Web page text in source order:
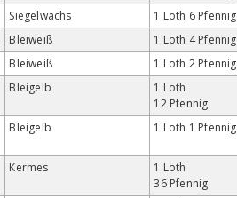
Siegelwachs 1 Loth 6 Pfennig
Bleiweiß 1 Loth 4 Pfennig
Bleiweiß 1 Loth 2 Pfennig
Bleigelb
1 Loth
12 Pfennig
Bleigelb 1 Loth 1 Pfennig
Kermes
1 Loth
36 Pfennig